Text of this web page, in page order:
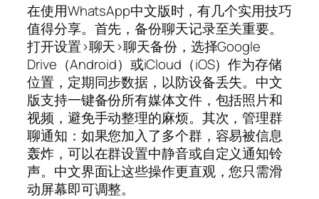
在使用WhatsApp中文版时，有几个实用技巧
值得分享。首先，备份聊天记录至关重要。
打开设置>聊天>聊天备份，选择Google
Drive（Android）或iCloud（iOS）作为存储
位置，定期同步数据，以防设备丢失。中文
版支持一键备份所有媒体文件，包括照片和
视频，避免手动整理的麻烦。其次，管理群
聊通知：如果您加入了多个群，容易被信息
轰炸，可以在群设置中静音或自定义通知铃
声。中文界面让这些操作更直观，您只需滑
动屏幕即可调整。